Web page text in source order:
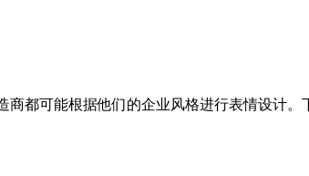
都可能根据他们的企业风格进行表情设计